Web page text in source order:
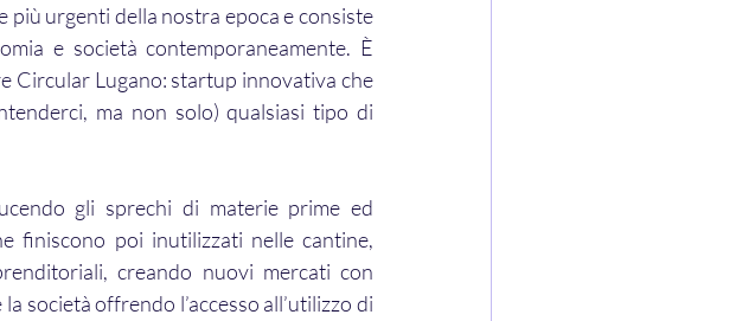
più urgenti della nostra epoca e consiste
e società contemporaneamente. È
Circular Lugano: startup innovativa che
ma non solo) qualsiasi tipo di
gli sprechi di materie prime ed
finiscono poi inutilizzati nelle cantine,
creando nuovi mercati con
società offrendo l’accesso all’utilizzo di